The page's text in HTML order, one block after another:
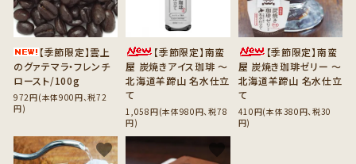
【季節限定】雲上
のグァテマラ・フレンチ
ロースト/100g
972円(本体900円、税72
円)
【季節限定】南蛮
屋 炭焼きアイス珈琲 ～
北海道羊蹄山 名水仕立
て
1,058円(本体980円、税78
円)
【季節限定】南蛮
屋 炭焼き珈琲ゼリー ～
北海道羊蹄山 名水仕立
て
410円(本体380円、税30
円)
favorite favorite